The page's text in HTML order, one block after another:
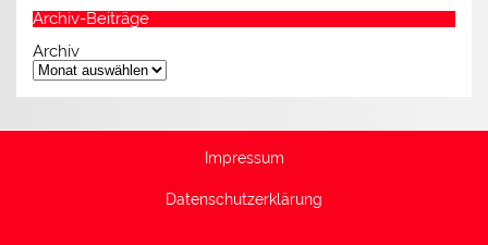
Archiv-Beiträge
Archiv
Impressum
Datenschutzerklärung